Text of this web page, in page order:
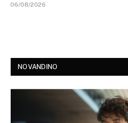
06/08/2026
NOVANDINO